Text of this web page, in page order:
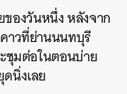
องวันหนึ่ง หลังจาก
าวที่ย่านนนทบุรี
ชุมต่อในตอนบ่าย
นิ่งเลย